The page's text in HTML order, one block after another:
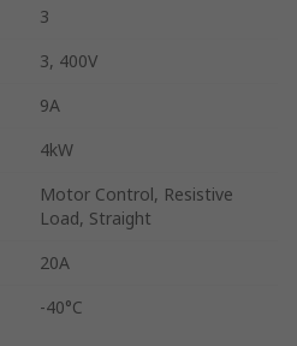
3
3, 400V
9A
4kW
Motor Control, Resistive
Load, Straight
20A
-40°C